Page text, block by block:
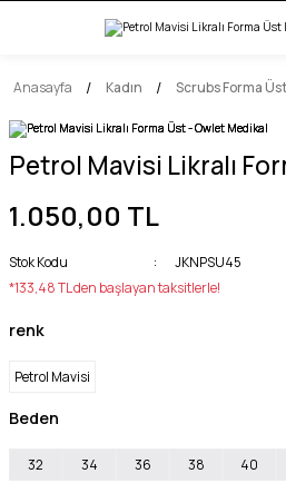
Anasayfa Kadın Scrubs Forma
Petrol Mavisi Likralı
1.050,00 TL
Stok Kodu
JKNPSU45
*133,48 TL den başlayan taksitlerle!
renk
Petrol Mavisi
Beden
32 34 36 38 40